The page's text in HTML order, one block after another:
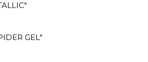
GEL"